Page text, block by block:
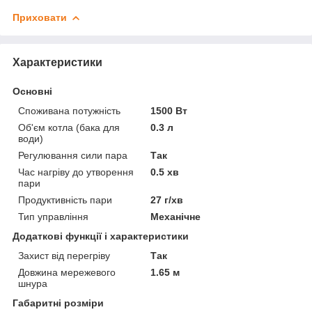
Приховати
Характеристики
Основні
Споживана потужність
1500 Вт
Об'єм котла (бака для
води)
0.3 л
Регулювання сили пара
Так
Час нагріву до утворення
пари
0.5 хв
Продуктивність пари
27 г/хв
Тип управління
Механічне
Додаткові функції і характеристики
Захист від перегріву
Так
Довжина мережевого
шнура
1.65 м
Габаритні розміри